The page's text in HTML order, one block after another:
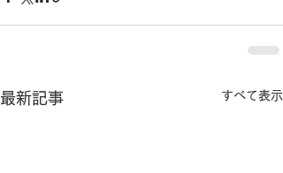
最新記事 すべて表示